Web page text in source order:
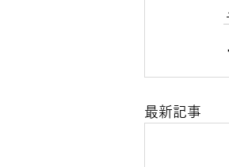
最新記事